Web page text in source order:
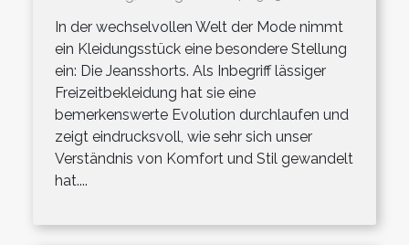
Freizeitbekleidung
In der wechselvollen Welt der Mode nimmt
ein Kleidungsstück eine besondere Stellung
ein: Die Jeansshorts. Als Inbegriff lässiger
Freizeitbekleidung hat sie eine
bemerkenswerte Evolution durchlaufen und
zeigt eindrucksvoll, wie sehr sich unser
Verständnis von Komfort und Stil gewandelt
hat....